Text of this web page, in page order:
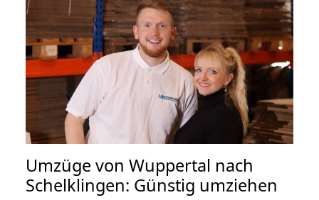
Umzüge von Wuppertal nach
Schelklingen: Günstig umziehen